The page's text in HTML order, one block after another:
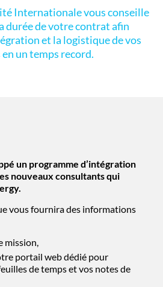
Internationale vous conseille
durée de votre contrat afin
et la logistique de vos
en un temps record.
un programme d’intégration
nouveaux consultants qui
vous fournira des informations
mission,
portail web dédié pour
de temps et vos notes de